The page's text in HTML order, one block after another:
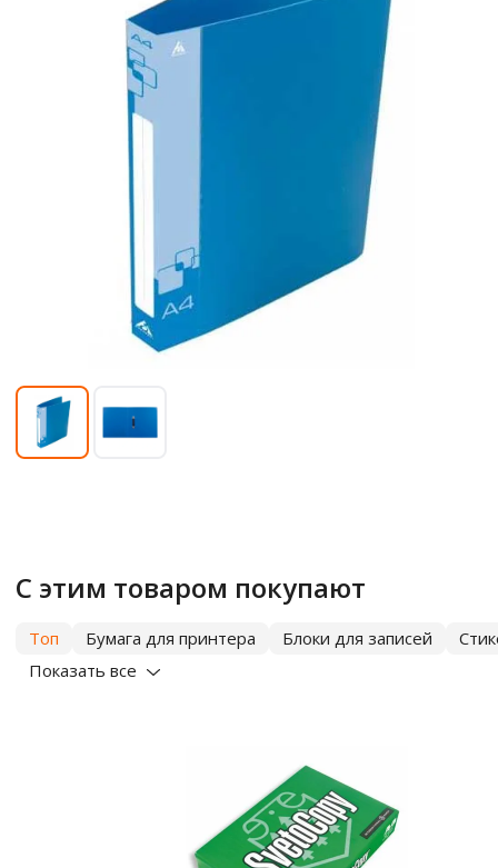
С этим товаром покупают
Топ Бумага для принтера Блоки для записей
Показать все